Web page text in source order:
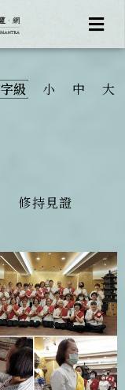
字級
小 中 大
修持見證